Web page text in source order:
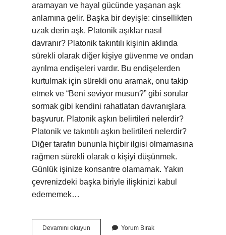
aramayan ve hayal gücünde yaşanan aşk
anlamına gelir. Başka bir deyişle: cinsellikten
uzak derin aşk. Platonik aşıklar nasıl
davranır? Platonik takıntılı kişinin aklında
sürekli olarak diğer kişiye güvenme ve ondan
ayrılma endişeleri vardır. Bu endişelerden
kurtulmak için sürekli onu aramak, onu takip
etmek ve “Beni seviyor musun?” gibi sorular
sormak gibi kendini rahatlatan davranışlara
başvurur. Platonik aşkın belirtileri nelerdir?
Platonik ve takıntılı aşkın belirtileri nelerdir?
Diğer tarafın bununla hiçbir ilgisi olmamasına
rağmen sürekli olarak o kişiyi düşünmek.
Günlük işinize konsantre olamamak. Yakın
çevrenizdeki başka biriyle ilişkinizi kabul
edememek…
Devamını okuyun Yorum Bırak